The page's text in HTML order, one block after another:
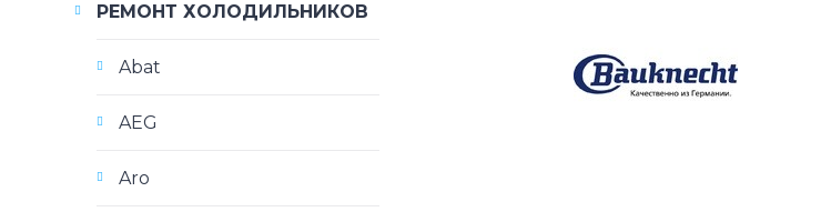
РЕМОНТ ХОЛОДИЛЬНИКОВ
Abat
AEG
Aro